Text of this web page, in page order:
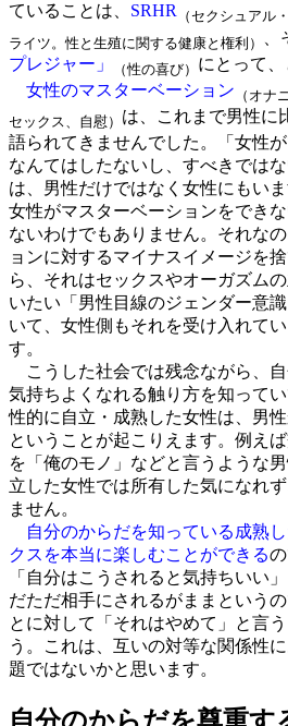
ていることは、 SRHR （セクシュアル
ライツ。性と生殖に関する健康と権利）
プレジャー」
（性の喜び） にとって、
女性のマスターベーション （オナ
セックス、自慰） は、これまで男性に
語られてきませんでした。「女性
なんてはしたないし、すべきでは
は、男性だけではなく女性にもい
女性がマスターベーションをでき
ないわけでもありません。それな
ョンに対するマイナスイメージを
ら、それはセックスやオーガズム
いたい「男性目線のジェンダー意
いて、女性側もそれを受け入れて
す。
こうした社会では残念ながら、
気持ちよくなれる触り方を知って
性的に自立・成熟した女性は、男
ということが起こりえます。例え
を「俺のモノ」などと言うような
立した女性では所有した気になれ
ません。
自分のからだを知っている成熟
クスを本当に楽しむことができる
「自分はこうされると気持ちいい
だただ相手にされるがままという
とに対して「それはやめて」と言
う。これは、互いの対等な関係性
題ではないかと思います。